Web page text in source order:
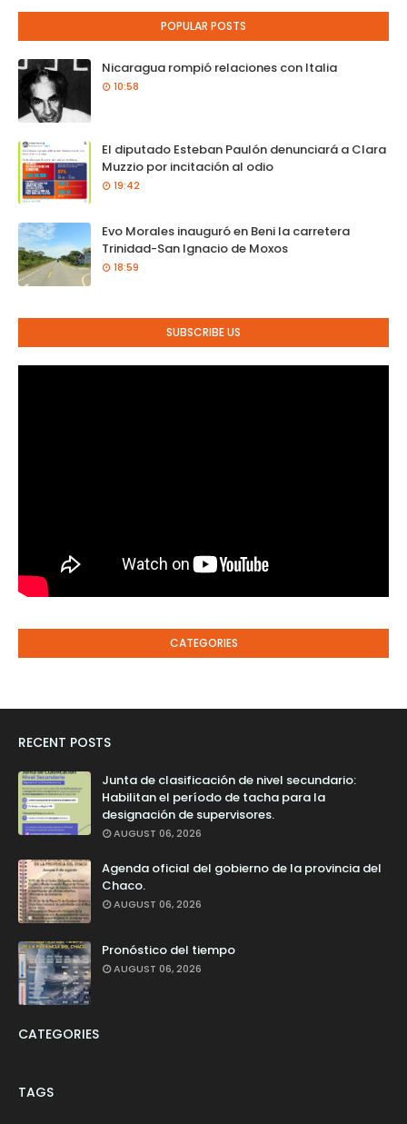
POPULAR POSTS
Nicaragua rompió relaciones con Italia
10:58
El diputado Esteban Paulón denunciará a Clara
Muzzio por incitación al odio
19:42
Evo Morales inauguró en Beni la carretera
Trinidad-San Ignacio de Moxos
18:59
SUBSCRIBE US
CATEGORIES
RECENT POSTS
Junta de clasificación de nivel secundario:
Habilitan el período de tacha para la
designación de supervisores.
AUGUST 06, 2026
Agenda oficial del gobierno de la provincia del
Chaco.
AUGUST 06, 2026
Pronóstico del tiempo
AUGUST 06, 2026
CATEGORIES
TAGS